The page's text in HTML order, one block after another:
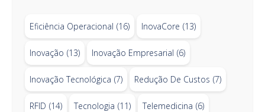
Eficiência Operacional (16) InovaCore (13)
Inovação (13) Inovação Empresarial (6)
Inovação Tecnológica (7) Redução De Custos (7)
RFID (14) Tecnologia (11) Telemedicina (6)